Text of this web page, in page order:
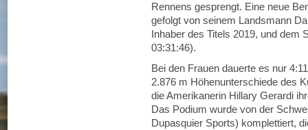
Rennens gesprengt. Eine neue
gefolgt von seinem Landsmann
Inhaber des Titels 2019, und dem
03:31:46).
Bei den Frauen dauerte es nur
2.876 m Höhenunterschiede des
die Amerikanerin Hillary Gerardi
Das Podium wurde von der
Dupasquier Sports) komplettiert,